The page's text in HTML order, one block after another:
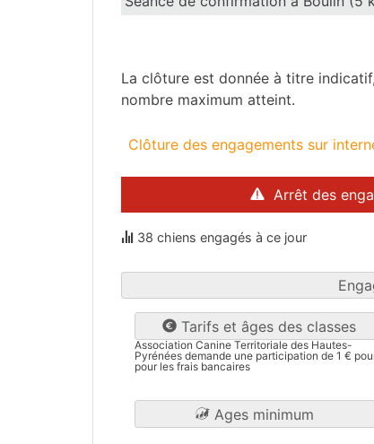
La clôture est donnée à titre
nombre maximum atteint.
Clôture des engagements sur
Arrêt des
38 chiens engagés à ce jour
Tarifs et âges des classes
Association Canine Territoriale des Hautes-
Pyrénées demande une participation de 1 €
pour les frais bancaires
Ages minimum